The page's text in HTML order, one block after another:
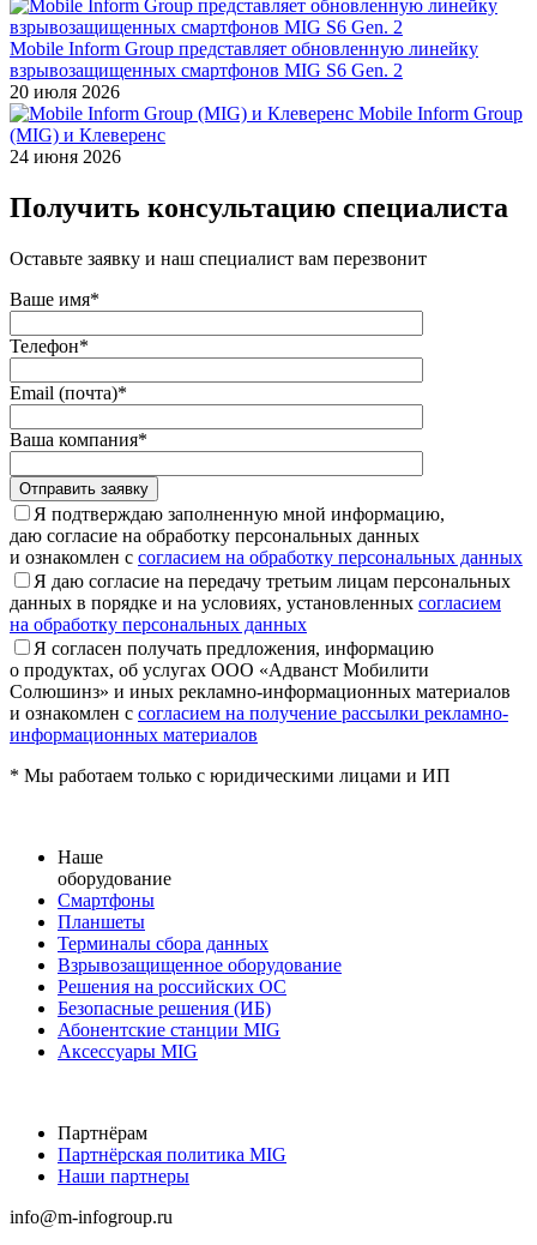
Mobile Inform Group представляет обновленную линейку
взрывозащищенных смартфонов MIG S6 Gen. 2
20 июля 2026
Mobile Inform Group
(MIG) и Клеверенс
24 июня 2026
Получить консультацию специалиста
Оставьте заявку и наш специалист вам перезвонит
Ваше имя*
Телефон*
Email (почта)*
Ваша компания*
Отправить заявку
Я подтверждаю заполненную мной информацию,
даю согласие на обработку персональных данных
и ознакомлен с согласием на обработку персональных данных
Я даю согласие на передачу третьим лицам персональных
данных в порядке и на условиях, установленных согласием
на обработку персональных данных
Я согласен получать предложения, информацию
о продуктах, об услугах ООО «Адванст Мобилити
Солюшинз» и иных рекламно-информационных материалов
и ознакомлен с согласием на получение рассылки рекламно-
информационных материалов
* Мы работаем только с юридическими лицами и ИП
Наше
оборудование
Смартфоны
Планшеты
Терминалы сбора данных
Взрывозащищенное оборудование
Решения на российских ОС
Безопасные решения (ИБ)
Абонентские станции MIG
Аксессуары MIG
Партнёрам
Партнёрская политика MIG
Наши партнеры
info@m-infogroup.ru